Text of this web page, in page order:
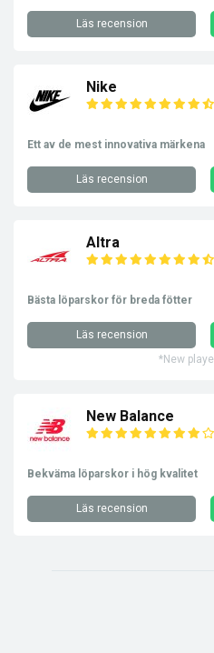
Läs recension
Nike
Ett av de mest innovativa märkena
Läs recension
Altra
Bästa löparskor för breda fötter
Läs recension
*New
New Balance
Bekväma löparskor i hög kvalitet
Läs recension